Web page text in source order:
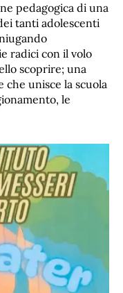
pedagogica di una
tanti adolescenti
radici con il volo
scoprire; una
unisce la scuola
le